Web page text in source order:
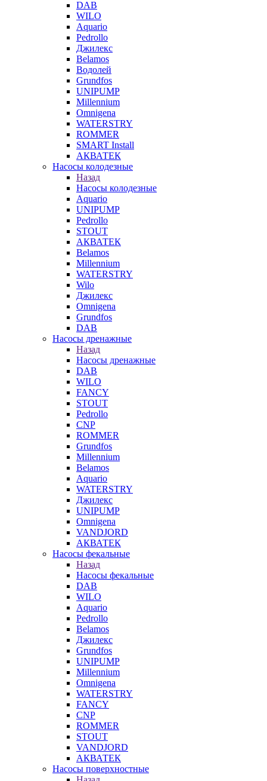
DAB
WILO
Aquario
Pedrollo
Джилекс
Belamos
Водолей
Grundfos
UNIPUMP
Millennium
Omnigena
WATERSTRY
ROMMER
SMART Install
АКВАТЕК
Насосы колодезные
Назад
Насосы колодезные
Aquario
UNIPUMP
Pedrollo
STOUT
АКВАТЕК
Belamos
Millennium
WATERSTRY
Wilo
Джилекс
Omnigena
Grundfos
DAB
Насосы дренажные
Назад
Насосы дренажные
DAB
WILO
FANCY
STOUT
Pedrollo
CNP
ROMMER
Grundfos
Millennium
Belamos
Aquario
WATERSTRY
Джилекс
UNIPUMP
Omnigena
VANDJORD
АКВАТЕК
Насосы фекальные
Назад
Насосы фекальные
DAB
WILO
Aquario
Pedrollo
Belamos
Джилекс
Grundfos
UNIPUMP
Millennium
Omnigena
WATERSTRY
FANCY
CNP
ROMMER
STOUT
VANDJORD
АКВАТЕК
Насосы поверхностные